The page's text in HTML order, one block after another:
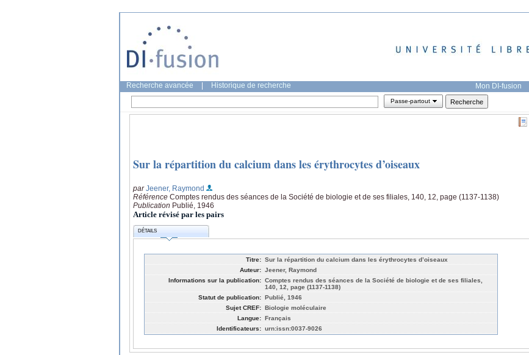
Recherche avancée Historique de recherche Mon DI-fusion
Passe-partout
Sur la répartition du calcium dans les érythrocytes d’oiseaux
parJeener, Raymond
Référence Comptes rendus des séances de la Société de biologie et de ses filiales, 140, 12, page (1137-1138)
Publication Publié, 1946
Article révisé par les pairs
DÉTAILS
Titre: Sur la répartition du calcium dans les érythrocytes d’oiseaux
Auteur: Jeener, Raymond
Informations sur la publication: Comptes rendus des séances de la Société de biologie et de ses filiales,
140, 12, page (1137-1138)
Statut de publication: Publié, 1946
Sujet CREF: Biologie moléculaire
Langue: Français
Identificateurs: urn:issn:0037-9026